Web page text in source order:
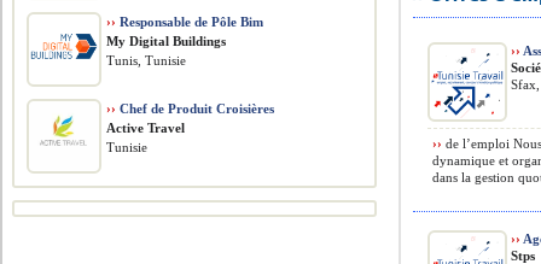
››
›› de l’emploi
dynamique et
dans la gestion
››
Stps
›› Responsable de Pôle Bim
My Digital Buildings
Tunis, Tunisie
›› Chef de Produit Croisières
Active Travel
Tunisie